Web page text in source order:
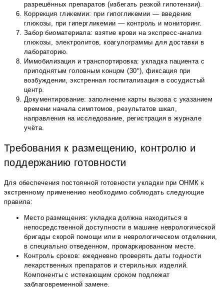
разрешённых препаратов (избегать резкой гипотензии).
Коррекция гликемии: при гипогликемии — введение
глюкозы, при гипергликемии — контроль и мониторинг.
Забор биоматериала: взятие крови на экспресс-анализ
глюкозы, электролитов, коагулограммы для доставки в
лабораторию.
Иммобилизация и транспортировка: укладка пациента с
приподнятым головным концом (30°), фиксация при
возбуждении, экстренная госпитализация в сосудистый
центр.
Документирование: заполнение карты вызова с указанием
времени начала симптомов, результатов шкал,
направления на исследование, регистрация в журнале
учёта.
Требования к размещению, контролю и
поддержанию готовности
Для обеспечения постоянной готовности укладки при ОНМК к
экстренному применению необходимо соблюдать следующие
правила:
Место размещения: укладка должна находиться в
непосредственной доступности в машине неврологической
бригады скорой помощи или в неврологическом отделении,
в специально отведенном, промаркированном месте.
Контроль сроков: ежедневно проверять даты годности
лекарственных препаратов и стерильных изделий.
Компоненты с истекающим сроком подлежат
заблаговременной замене.